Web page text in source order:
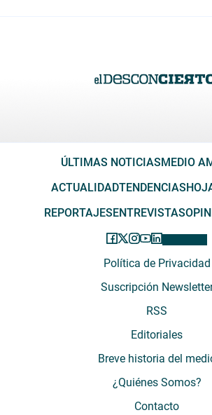
ÚLTIMAS NOTICIAS MEDIO
ACTUALIDADTENDENCIAS
REPORTAJES ENTREVISTAS
Política de Privacidad
Suscripción
RSS
Editoriales
Breve historia del
¿Quiénes Somos?
Contacto